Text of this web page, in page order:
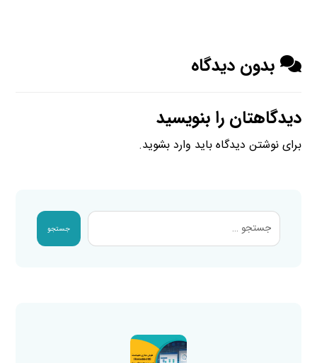
بدون دیدگاه
دیدگاهتان را بنویسید
برای نوشتن دیدگاه باید وارد بشوید.
جستجو